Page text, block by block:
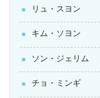
リュ・スヨン
キム・ソヨン
ソン・ジェリム
チョ・ミンギ